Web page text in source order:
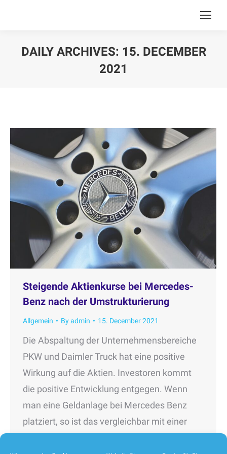
DAILY ARCHIVES: 15. DECEMBER
2021
Steigende Aktienkurse bei Mercedes-
Benz nach der Umstrukturierung
Allgemein Byadmin 15. December 2021
Die Abspaltung der Unternehmensbereiche
PKW und Daimler Truck hat eine positive
Wirkung auf die Aktien. Investoren kommt
die positive Entwicklung entgegen. Wenn
man eine Geldanlage bei Mercedes Benz
platziert, so ist das vergleichbar mit einer